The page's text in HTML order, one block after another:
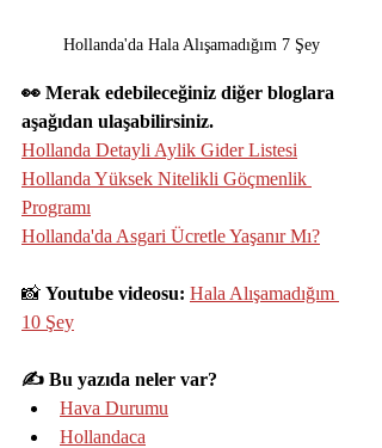
Hollanda'da Hala Alışamadığım 7 Şey
👀 Merak edebileceğiniz diğer bloglara
aşağıdan ulaşabilirsiniz.
Hollanda Detayli Aylik Gider Listesi
Hollanda Yüksek Nitelikli Göçmenlik
Programı
Hollanda'da Asgari Ücretle Yaşanır Mı?
📸 Youtube videosu: Hala Alışamadığım
10 Şey
✍️ Bu yazıda neler var?
Hava Durumu
Hollandaca